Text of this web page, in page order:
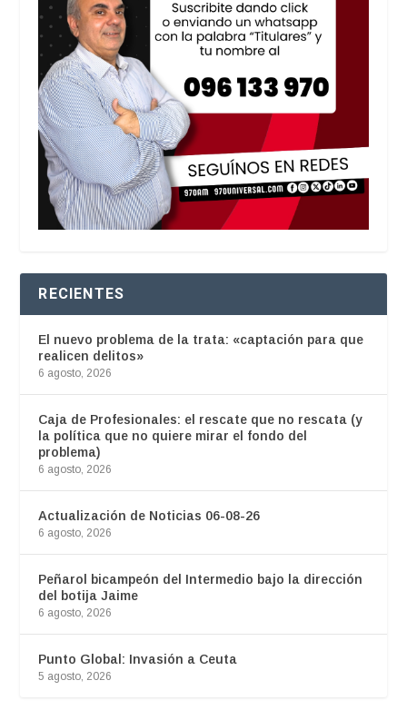
RECIENTES
El nuevo problema de la trata: «captación para que
realicen delitos»
6 agosto, 2026
Caja de Profesionales: el rescate que no rescata (y
la política que no quiere mirar el fondo del
problema)
6 agosto, 2026
Actualización de Noticias 06-08-26
6 agosto, 2026
Peñarol bicampeón del Intermedio bajo la dirección
del botija Jaime
6 agosto, 2026
Punto Global: Invasión a Ceuta
5 agosto, 2026